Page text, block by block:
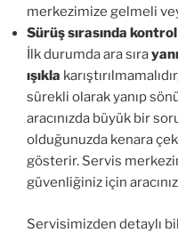
merkezimize gelmeli
Sürüş sırasında
İlk durumda ara sıra
ışıkla
sürekli olarak yanıp
aracınızda büyük bir
olduğunuzda kenara
gösterir. Servis
güvenliğiniz için
Servisimizden detaylı